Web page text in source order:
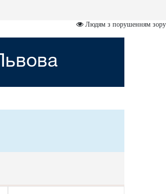
Людям з порушенням зору